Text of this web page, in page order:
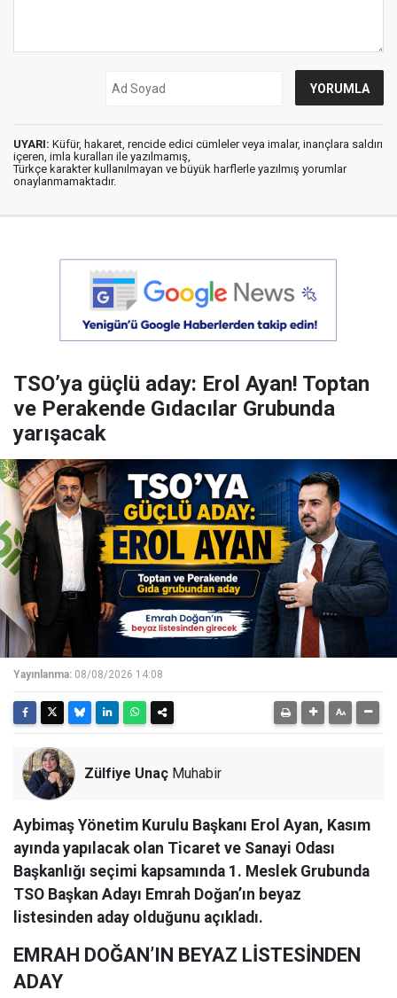
UYARI: Küfür, hakaret, rencide edici cümleler veya imalar, inançlara saldırı
içeren, imla kuralları ile yazılmamış,
Türkçe karakter kullanılmayan ve büyük harflerle yazılmış yorumlar
onaylanmamaktadır.
TSO’ya güçlü aday: Erol Ayan! Toptan
ve Perakende Gıdacılar Grubunda
yarışacak
Yayınlanma: 08/08/2026 14:08
Zülfiye Unaç Muhabir
Aybimaş Yönetim Kurulu Başkanı Erol Ayan, Kasım
ayında yapılacak olan Ticaret ve Sanayi Odası
Başkanlığı seçimi kapsamında 1. Meslek Grubunda
TSO Başkan Adayı Emrah Doğan’ın beyaz
listesinden aday olduğunu açıkladı.
EMRAH DOĞAN’IN BEYAZ LİSTESİNDEN
ADAY